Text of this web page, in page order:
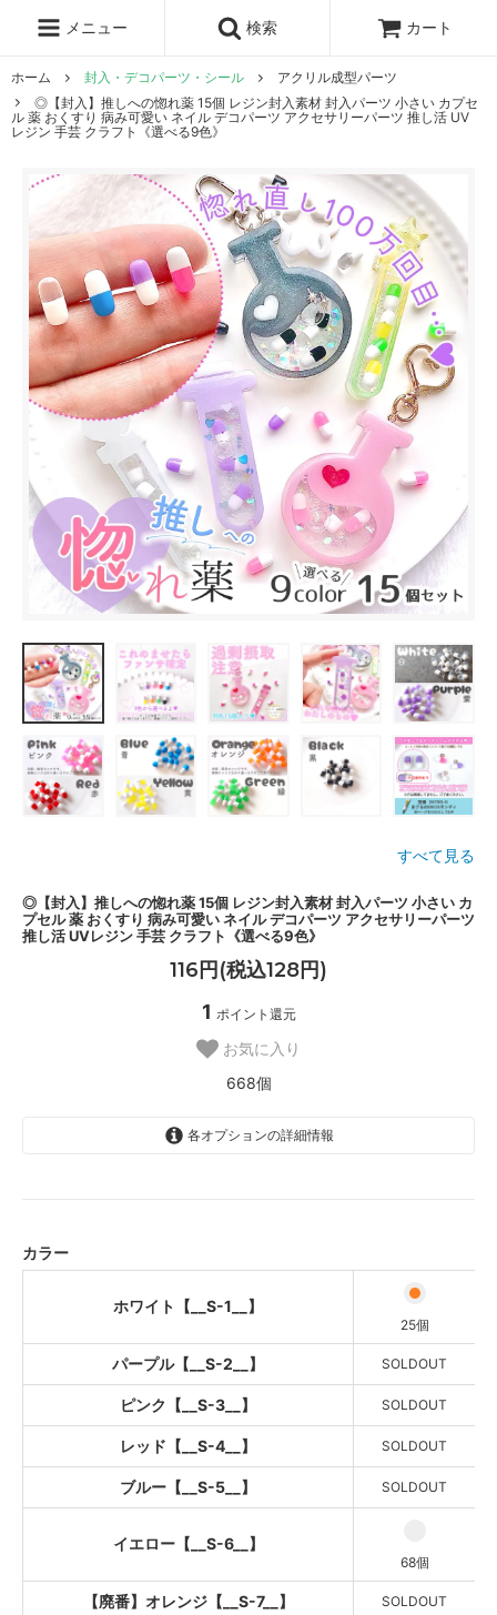
メニュー 検索 カート
ホーム 封入・デコパーツ・シール
アクリル成型パーツ
◎【封入】推しへの惚れ薬 15個 レジン封入素材 封入パーツ 小さい カプセ
ル 薬 おくすり 病み可愛い ネイル デコパーツ アクセサリーパーツ 推し活 UV
レジン 手芸 クラフト《選べる9色》
すべて見る
◎【封入】推しへの惚れ薬 15個 レジン封入素材 封入パーツ 小さい カ
プセル 薬 おくすり 病み可愛い ネイル デコパーツ アクセサリーパーツ
推し活 UVレジン 手芸 クラフト《選べる9色》
116円(税込128円)
1 ポイント還元
お気に入り
668個
各オプションの詳細情報
イエロー【__S-6__】
【廃番】オレンジ【__S-7__】
カラー
ホワイト【__S-1__】
25個
パープル【__S-2__】 SOLDOUT
ピンク【__S-3__】 SOLDOUT
レッド【__S-4__】 SOLDOUT
ブルー【__S-5__】 SOLDOUT
イエロー【__S-6__】
68個
【廃番】オレンジ【__S-7__】 SOLDOUT